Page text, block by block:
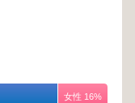
女性 16%